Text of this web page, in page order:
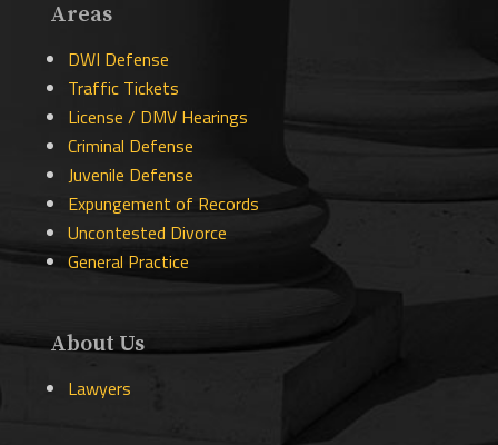
Areas
DWI Defense
Traffic Tickets
License / DMV Hearings
Criminal Defense
Juvenile Defense
Expungement of Records
Uncontested Divorce
General Practice
About Us
Lawyers